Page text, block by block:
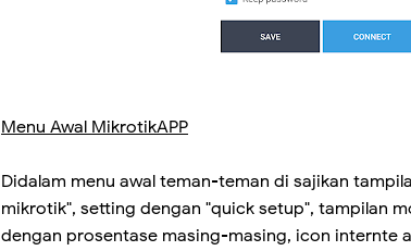
Menu Awal MikrotikAPP
Didalam menu awal teman-teman di sajikan
mikrotik", setting dengan "quick setup", tampilan
dengan prosentase masing-masing, icon internte